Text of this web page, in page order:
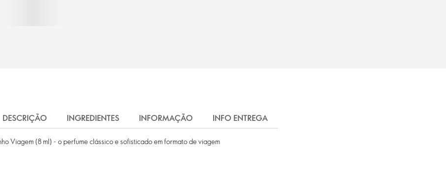
DESCRIÇÃO INGREDIENTES INFORMAÇÃO INFO ENTREGA
Viagem (8 ml) - o perfume clássico e sofisticado em formato de viagem